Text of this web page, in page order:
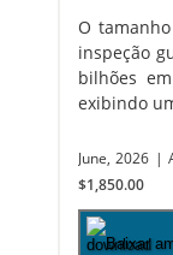
O
inspeção
bilhões
exibindo
June, 2026 |
$1,850.00
Baixar